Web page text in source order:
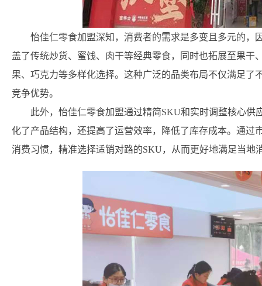
怡佳仁零食加盟深知，消费者的需求是多变且多元的，
盖了传统炒货、蜜饯、肉干等经典零食，同时也拓展至果
果、巧克力等多样化选择。这种广泛的品类布局不仅满足
竞争优势。
此外，怡佳仁零食加盟通过精简SKU和实时调整核心
化了产品结构，还提高了运营效率，降低了库存成本。通
消费习惯，精准选择适销对路的SKU，从而更好地满足当地